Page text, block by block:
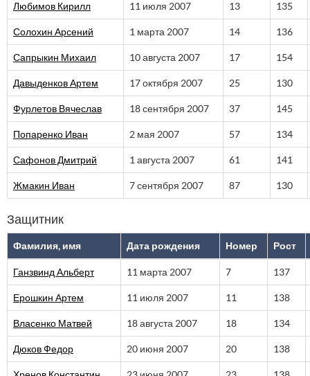
Любимов Кирилл 11 июля 2007 13 135
Солохин Арсений 1 марта 2007 14 136
Сапрыкин Михаил 10 августа 2007 17 154
Давыденков Артем 17 октября 2007 25 130
Фурлетов Вячеслав 18 сентября 2007 37 145
Попаренко Иван 2 мая 2007 57 134
Сафонов Дмитрий 1 августа 2007 61 141
Жмакин Иван 7 сентября 2007 87 130
Защитник
Фамилия, имя Дата рождения Номер Рост
Ганзвинд Альберт 11 марта 2007 7 137
Ерошкин Артем 11 июля 2007 11 138
Власенко Матвей 18 августа 2007 18 134
Дюков Федор 20 июня 2007 20 138